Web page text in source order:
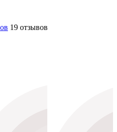
19 отзывов